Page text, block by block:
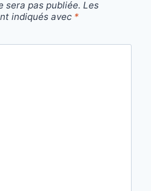
sera pas publiée. Les
indiqués avec *